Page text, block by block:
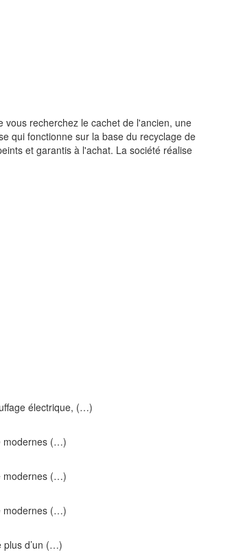
recherchez le cachet de l'ancien, une
qui fonctionne sur la base du recyclage de
et garantis à l'achat. La société réalise
électrique, (…)
modernes (…)
modernes (…)
modernes (…)
plus d’un (…)